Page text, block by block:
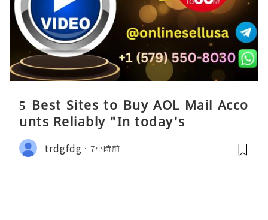
5 Best Sites to Buy AOL Mail Acco
unts Reliably "In today's
trdgfdg 7小時前